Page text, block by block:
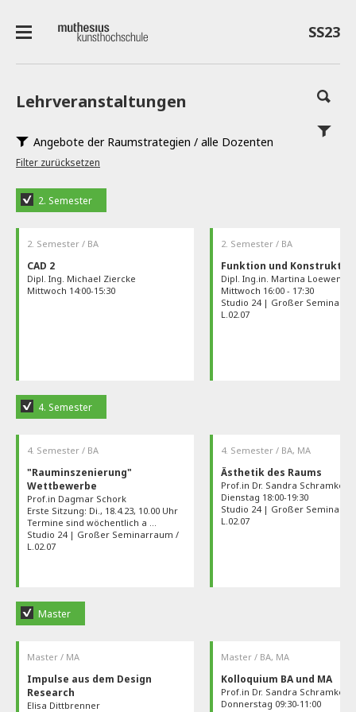
SS23
Lehrveranstaltungen
Angebote der Raumstrategien / alle Dozenten
Filter zurücksetzen
2. Semester
2. Semester / BA
CAD 2
Dipl. Ing. Michael Ziercke
Mittwoch 14:00-15:30
2. Semester / BA
Funktion und
Dipl. Ing.in. Martina
Mittwoch 16:00 - 17:30
Studio 24 | Großer
L.02.07
4. Semester
4. Semester / BA
"Rauminszenierung"
Wettbewerbe
Prof.in Dagmar Schork
Erste Sitzung: Di., 18.4.23, 10.00 Uhr
Termine sind wöchentlich a …
Studio 24 | Großer Seminarraum /
L.02.07
4. Semester / BA, MA
Ästhetik des Raums
Prof.in Dr. Sandra Schramke
Dienstag 18:00-19:30
Studio 24 | Großer
L.02.07
Master
Master / MA
Impulse aus dem Design
Research
Elisa Dittbrenner
Master / BA, MA
Kolloquium BA und MA
Prof.in Dr. Sandra Schramke
Donnerstag 09:30-11:00